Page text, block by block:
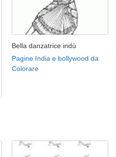
Bella danzatrice indù
Pagine India e bollywood da
Colorare